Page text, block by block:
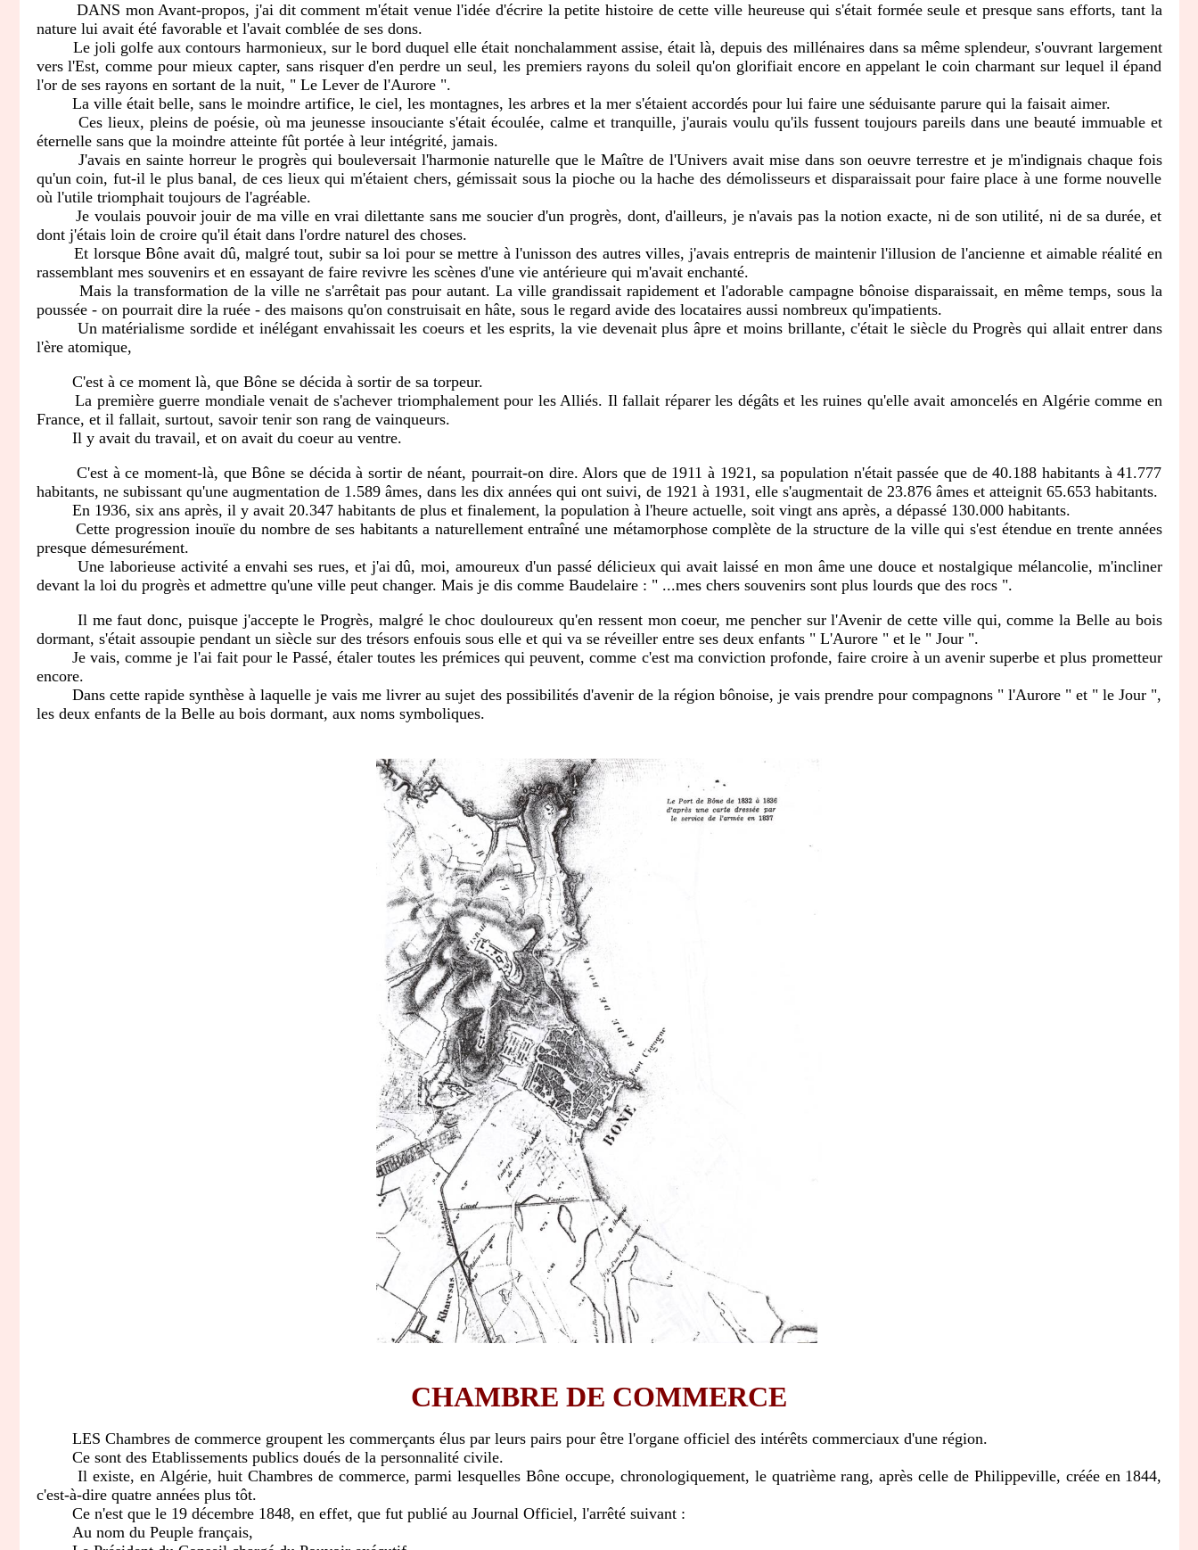
DANS mon Avant-propos, j'ai dit comment m'était venue l'idée d'écrire la petite histoire de cette ville heureuse qui s'était formée seule et presque sans efforts, tant la
nature lui avait été favorable et l'avait comblée de ses dons.
Le joli golfe aux contours harmonieux, sur le bord duquel elle était nonchalamment assise, était là, depuis des millénaires dans sa même splendeur, s'ouvrant largement
vers l'Est, comme pour mieux capter, sans risquer d'en perdre un seul, les premiers rayons du soleil qu'on glorifiait encore en appelant le coin charmant sur lequel il épand
l'or de ses rayons en sortant de la nuit, " Le Lever de l'Aurore ".
La ville était belle, sans le moindre artifice, le ciel, les montagnes, les arbres et la mer s'étaient accordés pour lui faire une séduisante parure qui la faisait aimer.
Ces lieux, pleins de poésie, où ma jeunesse insouciante s'était écoulée, calme et tranquille, j'aurais voulu qu'ils fussent toujours pareils dans une beauté immuable et
éternelle sans que la moindre atteinte fût portée à leur intégrité, jamais.
J'avais en sainte horreur le progrès qui bouleversait l'harmonie naturelle que le Maître de l'Univers avait mise dans son oeuvre terrestre et je m'indignais chaque fois
qu'un coin, fut-il le plus banal, de ces lieux qui m'étaient chers, gémissait sous la pioche ou la hache des démolisseurs et disparaissait pour faire place à une forme nouvelle
où l'utile triomphait toujours de l'agréable.
Je voulais pouvoir jouir de ma ville en vrai dilettante sans me soucier d'un progrès, dont, d'ailleurs, je n'avais pas la notion exacte, ni de son utilité, ni de sa durée, et
dont j'étais loin de croire qu'il était dans l'ordre naturel des choses.
Et lorsque Bône avait dû, malgré tout, subir sa loi pour se mettre à l'unisson des autres villes, j'avais entrepris de maintenir l'illusion de l'ancienne et aimable réalité en
rassemblant mes souvenirs et en essayant de faire revivre les scènes d'une vie antérieure qui m'avait enchanté.
Mais la transformation de la ville ne s'arrêtait pas pour autant. La ville grandissait rapidement et l'adorable campagne bônoise disparaissait, en même temps, sous la
poussée - on pourrait dire la ruée - des maisons qu'on construisait en hâte, sous le regard avide des locataires aussi nombreux qu'impatients.
Un matérialisme sordide et inélégant envahissait les coeurs et les esprits, la vie devenait plus âpre et moins brillante, c'était le siècle du Progrès qui allait entrer dans
l'ère atomique,
C'est à ce moment là, que Bône se décida à sortir de sa torpeur.
La première guerre mondiale venait de s'achever triomphalement pour les Alliés. Il fallait réparer les dégâts et les ruines qu'elle avait amoncelés en Algérie comme en
France, et il fallait, surtout, savoir tenir son rang de vainqueurs.
Il y avait du travail, et on avait du coeur au ventre.
C'est à ce moment-là, que Bône se décida à sortir de néant, pourrait-on dire. Alors que de 1911 à 1921, sa population n'était passée que de 40.188 habitants à 41.777
habitants, ne subissant qu'une augmentation de 1.589 âmes, dans les dix années qui ont suivi, de 1921 à 1931, elle s'augmentait de 23.876 âmes et atteignit 65.653 habitants.
En 1936, six ans après, il y avait 20.347 habitants de plus et finalement, la population à l'heure actuelle, soit vingt ans après, a dépassé 130.000 habitants.
Cette progression inouïe du nombre de ses habitants a naturellement entraîné une métamorphose complète de la structure de la ville qui s'est étendue en trente années
presque démesurément.
Une laborieuse activité a envahi ses rues, et j'ai dû, moi, amoureux d'un passé délicieux qui avait laissé en mon âme une douce et nostalgique mélancolie, m'incliner
devant la loi du progrès et admettre qu'une ville peut changer. Mais je dis comme Baudelaire : " ...mes chers souvenirs sont plus lourds que des rocs ".
Il me faut donc, puisque j'accepte le Progrès, malgré le choc douloureux qu'en ressent mon coeur, me pencher sur l'Avenir de cette ville qui, comme la Belle au bois
dormant, s'était assoupie pendant un siècle sur des trésors enfouis sous elle et qui va se réveiller entre ses deux enfants " L'Aurore " et le " Jour ".
Je vais, comme je l'ai fait pour le Passé, étaler toutes les prémices qui peuvent, comme c'est ma conviction profonde, faire croire à un avenir superbe et plus prometteur
encore.
Dans cette rapide synthèse à laquelle je vais me livrer au sujet des possibilités d'avenir de la région bônoise, je vais prendre pour compagnons " l'Aurore " et " le Jour ",
les deux enfants de la Belle au bois dormant, aux noms symboliques.
CHAMBRE DE COMMERCE
LES Chambres de commerce groupent les commerçants élus par leurs pairs pour être l'organe officiel des intérêts commerciaux d'une région.
Ce sont des Etablissements publics doués de la personnalité civile.
Il existe, en Algérie, huit Chambres de commerce, parmi lesquelles Bône occupe, chronologiquement, le quatrième rang, après celle de Philippeville, créée en 1844,
c'est-à-dire quatre années plus tôt.
Ce n'est que le 19 décembre 1848, en effet, que fut publié au Journal Officiel, l'arrêté suivant :
Au nom du Peuple français,